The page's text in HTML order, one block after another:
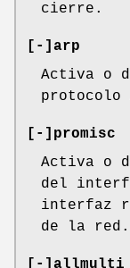
cierre.
[-]arp
Activa o
protocolo
[-]promisc
Activa o
del
interfaz
de la red.
[-]allmulti